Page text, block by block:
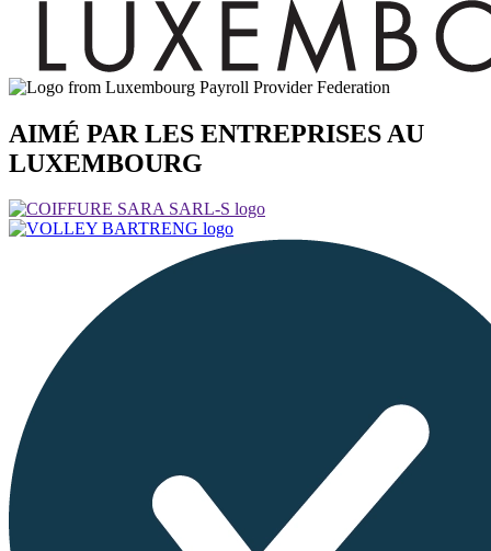
AIMÉ PAR LES ENTREPRISES AU
LUXEMBOURG